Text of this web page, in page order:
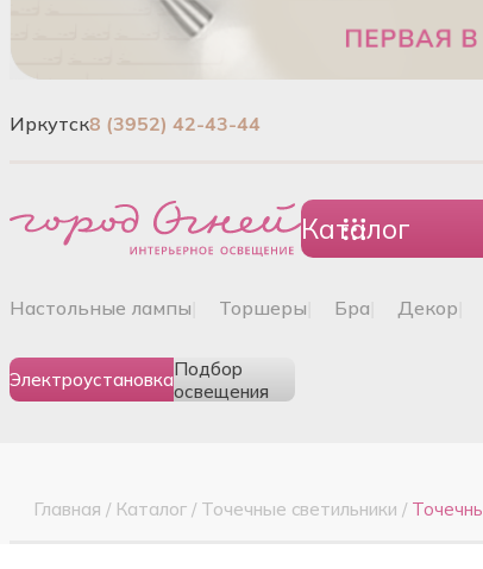
Иркутск8 (3952) 42-43-44
Каталог
настольные лампы торшеры бра декор
ЭлектроустановкаПодбор
освещения
Главная / Каталог / Точечные cветильники /